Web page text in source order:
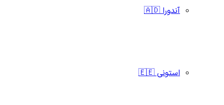
آندورا 🇦🇩
استونی 🇪🇪